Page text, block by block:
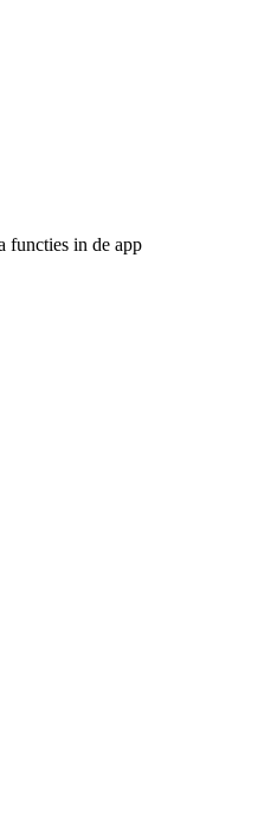
functies in de app